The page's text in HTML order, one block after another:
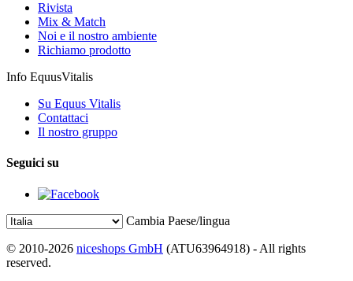
Rivista
Mix & Match
Noi e il nostro ambiente
Richiamo prodotto
Info EquusVitalis
Su Equus Vitalis
Contattaci
Il nostro gruppo
Seguici su
Cambia Paese/lingua
© 2010-2026 niceshops GmbH (ATU63964918) - All rights
reserved.